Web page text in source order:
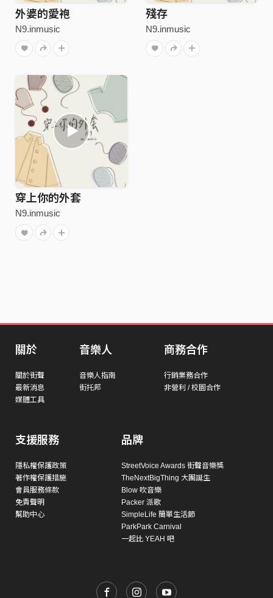
外婆的愛袍
N9.inmusic
殘存
N9.inmusic
穿上你的外套
N9.inmusic
關於
關於街聲
最新消息
媒體工具
音樂人
音樂人指南
街托邦
商務合作
行銷業務合作
非營利 / 校園合作
支援服務
隱私權保護政策
著作權保護措施
會員服務條款
免責聲明
幫助中心
品牌
StreetVoice Awards 街聲音樂獎
TheNextBigThing 大團誕生
Blow 吹音樂
Packer 派歌
SimpleLife 簡單生活節
ParkPark Carnival
一起比 YEAH 吧